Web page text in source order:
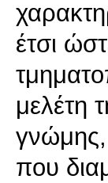
έτσι
μελέτη
γνώμης,
που